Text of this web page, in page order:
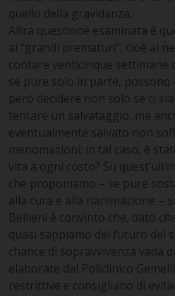
quello della gravidanza.
Altra questione esaminata è
ai “grandi prematuri”, cioè ai
contare venticinque settimane
se pure solo in parte, possono
però decidere non solo se ci
tentare un salvataggio, ma
eventualmente salvato non
menomazioni: in tal caso, è
vita a ogni costo? Su
che proponiamo – se pure
alla cura e alla rianimazione –
Bellieni è convinto che, dato
quasi sappiamo del futuro del
chance di sopravvivenza vada
elaborate dal Policlinico
restrittive e consigliano di